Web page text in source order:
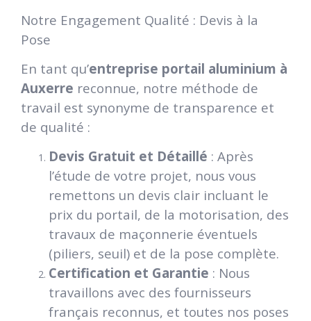
Notre Engagement Qualité : Devis à la
Pose
En tant qu’entreprise portail aluminium à
Auxerre reconnue, notre méthode de
travail est synonyme de transparence et
de qualité :
Devis Gratuit et Détaillé : Après
l’étude de votre projet, nous vous
remettons un devis clair incluant le
prix du portail, de la motorisation, des
travaux de maçonnerie éventuels
(piliers, seuil) et de la pose complète.
Certification et Garantie : Nous
travaillons avec des fournisseurs
français reconnus, et toutes nos poses